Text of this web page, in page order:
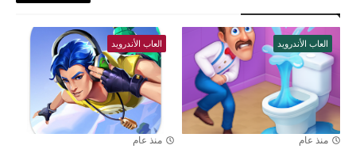
العاب الأندرويد
منذ عام
العاب الأندرويد
منذ عام